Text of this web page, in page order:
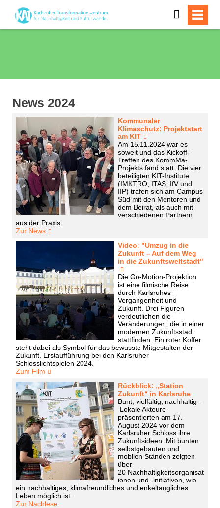
News 2024
Kommunaler
Klimaschutz: Projektstart
am KIT
Am 15.11.2024 war es
soweit und das Kickoff-
Treffen des KommMa-
Projekts fand statt. Die vier
beteiligten KIT-Institute
(IMKTRO, ITAS, IfV und
IIP) trafen sich am Campus
Süd mit den Mentoren und
dem Beirat, als auch mit
verschiedenen Partnern
aus der Praxis.
Zur News
Video: "Umzug in die
Zukunft – Auf dem Weg
in die Zukunftsweltstadt"
Die Go-Motion-Projektion
ist eine filmische Reise
durch Karlsruhes
Vergangenheit und
Zukunft. Drei Figuren
verdeutlichen die
Veränderungen, die in einer
modernen Zukunftsstadt
stattfinden. Ein roter Koffer
steht dabei als Symbol für das bewusste Mitgestalten der
Zukunft. Erstaufführung bei den Karlsruher
Schlosslichtspielen 2024.
Zum Film
Rückblick: „Station
Zukunft“ in Karlsruhe
Bunt, vielfältig, nachhaltig –
Lokale Akteure
präsentierten am 17.
August 2024 vor dem
Karlsruher Schloss ihre
Zukunftsideen. Mit bunten
selbstgebauten und
mobilen Ständen zeigten
über
20 Nachhaltigkeitsorganisat
ionen und -initiativen, wie
ein nachhaltiges, klimafreundliches und enkeltaugliches
Leben möglich ist.
Zur Nachlese